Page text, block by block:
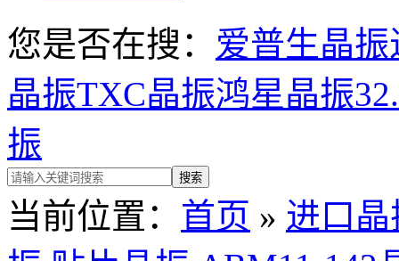
您是否在搜： 爱普生晶振
晶振TXC晶振鸿星晶振
振
当前位置： 首页 » 进口晶